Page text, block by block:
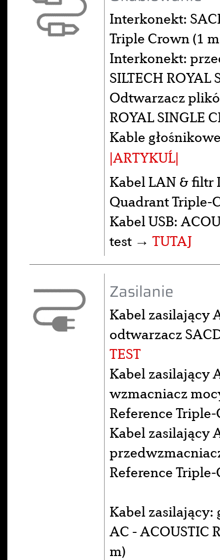
Interkonekt:
Triple Crown (1
Interkonekt:
SILTECH
Odtwarzacz
ROYAL SINGLE
Kable
|ARTYKUĹ|
Kabel LAN & filtr
Quadrant Triple-
Kabel USB:
test → TUTAJ
Zasilanie
Kabel zasilający
odtwarzacz
TEST
Kabel zasilający
wzmacniacz
Reference
Kabel zasilający
Reference
Kabel
AC - ACOUSTIC
m)